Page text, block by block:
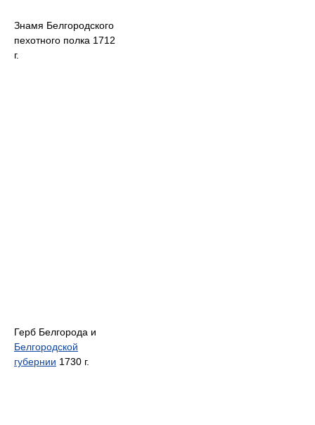
Знамя Белгородского
пехотного полка 1712
г.
Герб Белгорода и
Белгородской
губернии 1730 г.